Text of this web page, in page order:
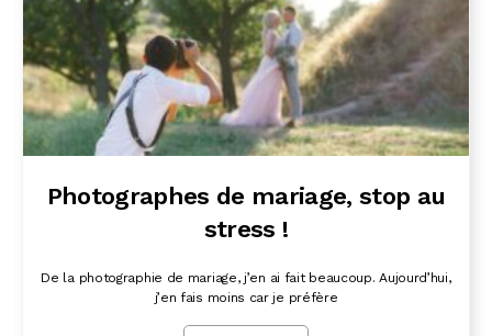
Photographes de mariage, stop au
stress !
De la photographie de mariage, j’en ai fait beaucoup. Aujourd’hui,
j’en fais moins car je préfère